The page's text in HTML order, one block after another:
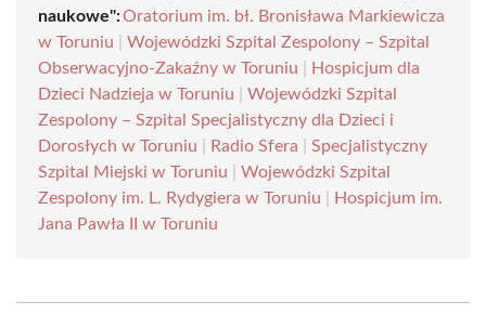
naukowe":Oratorium im. bł. Bronisława Markiewicza
w Toruniu
Wojewódzki Szpital Zespolony – Szpital
Obserwacyjno-Zakaźny w Toruniu
Hospicjum dla
Dzieci Nadzieja w Toruniu
Wojewódzki Szpital
Zespolony – Szpital Specjalistyczny dla Dzieci i
Dorosłych w Toruniu
Radio Sfera
Specjalistyczny
Szpital Miejski w Toruniu
Wojewódzki Szpital
Zespolony im. L. Rydygiera w Toruniu
Hospicjum im.
Jana Pawła II w Toruniu